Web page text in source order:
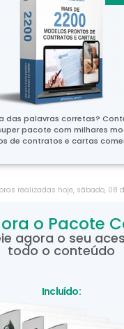
das palavras corretas?
pacote com milhares
de contratos e cartas
realizadas hoje, sábado, 08
o Pacote
agora o seu
todo o conteúdo
Incluído: